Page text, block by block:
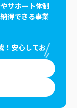
サポート体制
得できる事業
！安心してお